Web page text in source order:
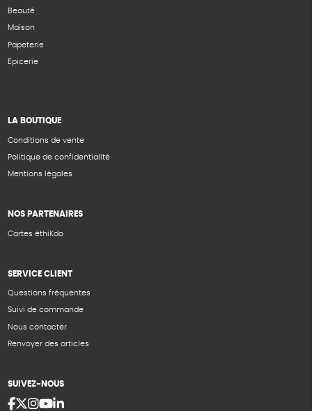
Beauté
Maison
Papeterie
Epicerie
LA BOUTIQUE
Conditions de vente
Politique de confidentialité
Mentions légales
NOS PARTENAIRES
Cartes éthiKdo
SERVICE CLIENT
Questions fréquentes
Suivi de commande
Nous contacter
Renvoyer des articles
SUIVEZ-NOUS